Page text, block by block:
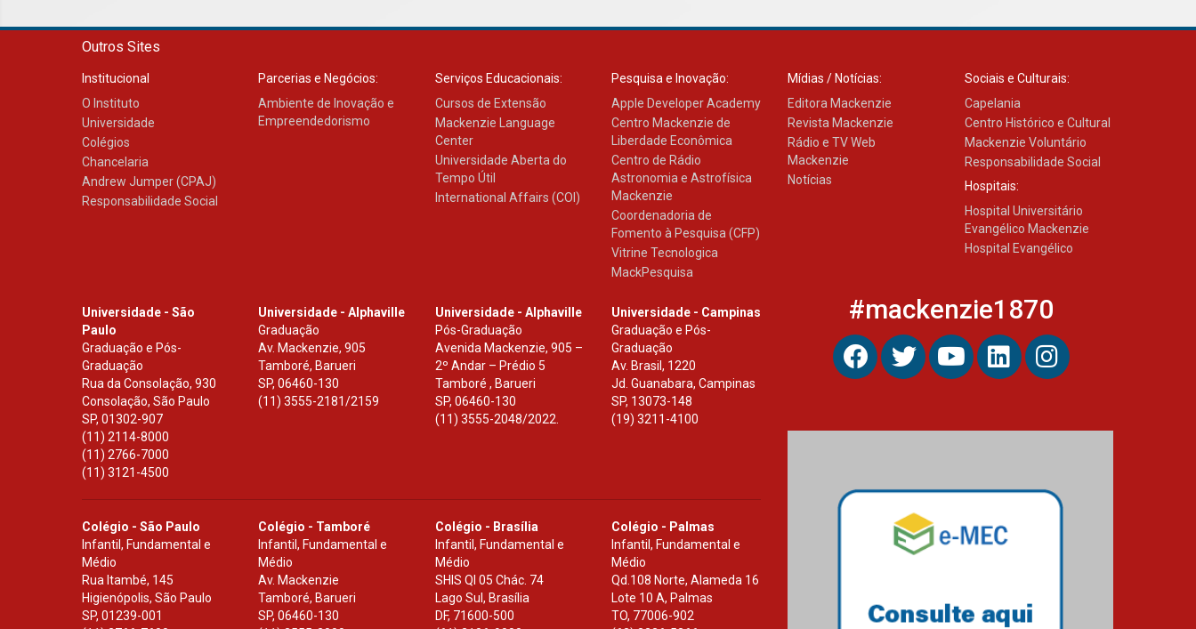
Outros Sites
Institucional
O Instituto
Universidade
Colégios
Chancelaria
Andrew Jumper (CPAJ)
Responsabilidade Social
Parcerias e Negócios:
Ambiente de Inovação e
Empreendedorismo
Serviços Educacionais:
Cursos de Extensão
Mackenzie Language
Center
Universidade Aberta do
Tempo Útil
International Affairs (COI)
Pesquisa e Inovação:
Apple Developer Academy
Centro Mackenzie de
Liberdade Econômica
Centro de Rádio
Astronomia e Astrofísica
Mackenzie
Coordenadoria de
Fomento à Pesquisa (CFP)
Vitrine Tecnologica
MackPesquisa
Mídias / Notícias:
Editora Mackenzie
Revista Mackenzie
Rádio e TV Web
Mackenzie
Notícias
Sociais e Culturais:
Capelania
Centro Histórico e Cultural
Mackenzie Voluntário
Responsabilidade Social
Hospitais:
Hospital Universitário
Evangélico Mackenzie
Hospital Evangélico
Universidade - São
Paulo
Graduação e Pós-
Graduação
Rua da Consolação, 930
Consolação, São Paulo
SP, 01302-907
(11) 2114-8000
(11) 2766-7000
(11) 3121-4500
Universidade - Alphaville
Graduação
Av. Mackenzie, 905
Tamboré, Barueri
SP,06460-130
(11) 3555-2181/2159
Universidade - Alphaville
Pós-Graduação
Avenida Mackenzie, 905 –
2º Andar – Prédio 5
Tamboré , Barueri
SP, 06460-130
(11) 3555-2048/2022.
Universidade - Campinas
Graduação e Pós-
Graduação
Av. Brasil, 1220
Jd. Guanabara, Campinas
SP, 13073-148
(19) 3211-4100
Colégio - São Paulo
Infantil, Fundamental e
Médio
Rua Itambé, 145
Higienópolis, São Paulo
SP, 01239-001
Colégio - Tamboré
Infantil, Fundamental e
Médio
Av. Mackenzie
Tamboré, Barueri
SP,06460-130
Colégio - Brasília
Infantil, Fundamental e
Médio
SHIS Ql 05 Chác. 74
Lago Sul, Brasília
DF, 71600-500
Colégio - Palmas
Infantil, Fundamental e
Médio
Qd.108 Norte, Alameda 16
Lote 10 A, Palmas
TO, 77006-902
#mackenzie1870